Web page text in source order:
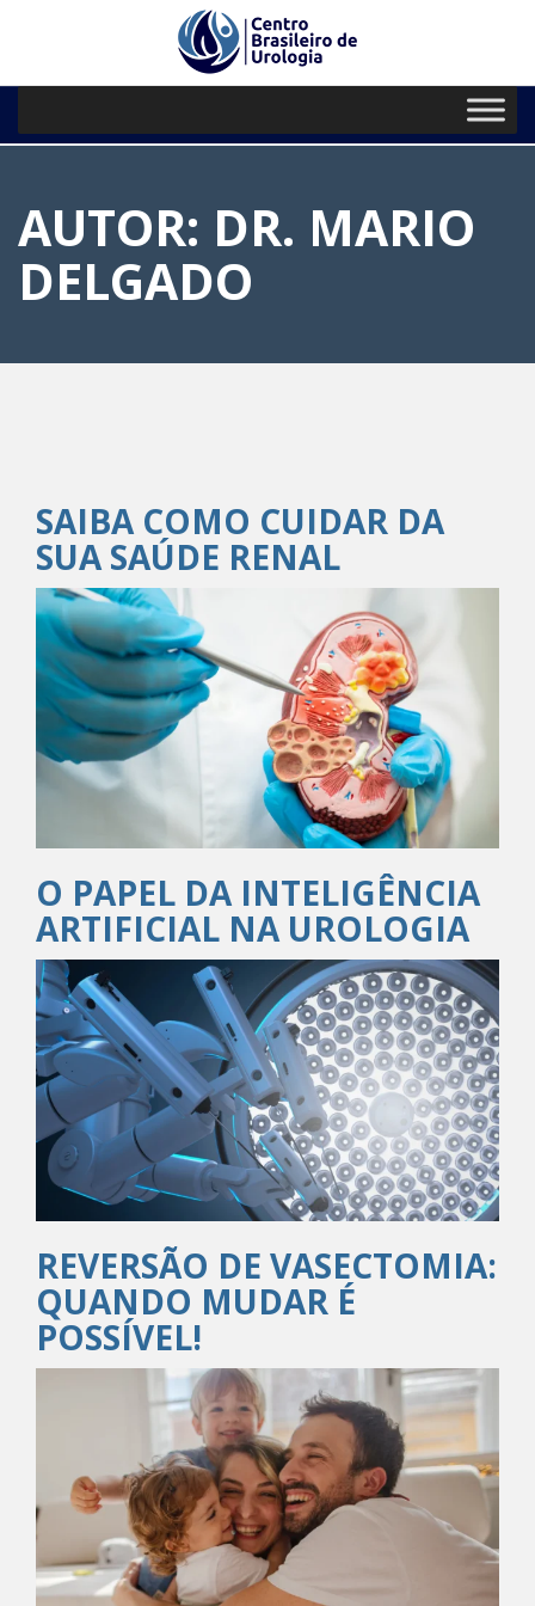
// Paste your Google Analytics code
PRIMARY
MENU
content
AUTOR: DR. MARIO
DELGADO
SAIBA COMO CUIDAR DA
SUA SAÚDE RENAL
O PAPEL DA INTELIGÊNCIA
ARTIFICIAL NA UROLOGIA
REVERSÃO DE VASECTOMIA:
QUANDO MUDAR É
POSSÍVEL!